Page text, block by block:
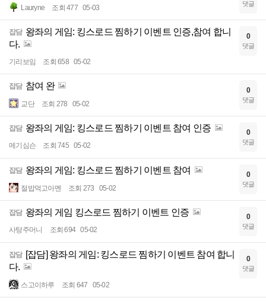
Lauryne 조회 477 05-03 댓글
잡담 왕좌의 게임: 킹스로드 찜하기 이벤트 인증,참여 합니
다.
기리보임 조회 658 05-02
0
댓글
잡담 참여 완
교단 조회 278 05-02
0
댓글
잡담 왕좌의 게임: 킹스로드 찜하기 이벤트 참여 인증
메기심슨 조회 745 05-02
0
댓글
잡담 왕좌의 게임: 킹스로드 찜하기 이벤트 참여
절밥먹고아멘 조회 273 05-02
0
댓글
잡담 왕좌의 게임 킹스로드 찜하기 이벤트 인증
사탕주머니 조회 694 05-02
0
댓글
잡담 [잡담] 왕좌의 게임: 킹스로드 찜하기 이벤트 참여 합니
다.
스고이하루 조회 647 05-02
0
댓글